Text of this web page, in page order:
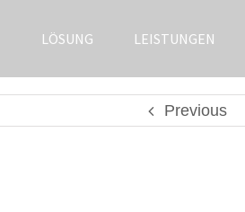
LÖSUNG LEISTUNGEN
Previous